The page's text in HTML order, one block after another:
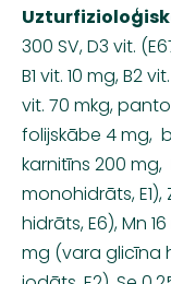
300 SV, D3 vit.
B1 vit. 10 mg, B2
vit. 70 mkg,
folijskābe 4 mg,
karnitīns 200 mg,
monohidrāts,
hidrāts, E6), Mn
mg (vara glicīna